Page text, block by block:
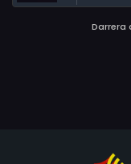
sobre el trauma de
Darrera